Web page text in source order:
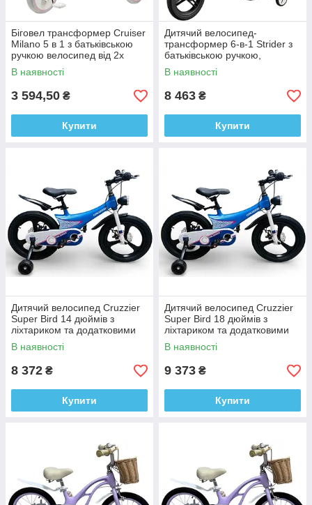
Біговел трансформер Cruiser
Milano 5 в 1 з батьківською
ручкою велосипед від 2х
років
В наявності
3 594,50 ₴
Купити
Дитячий велосипед-
трансформер 6-в-1 Strider з
батьківською ручкою,
додатковими колесами та
педалями, колеса 12" від 2х
В наявності
8 463 ₴
Купити
Дитячий велосипед Cruzzier
Super Bird 14 дюймів з
ліхтариком та додатковими
колесами від 3-5 років
В наявності
8 372 ₴
Купити
Дитячий велосипед Cruzzier
Super Bird 18 дюймів з
ліхтариком та додатковими
колесами від 5-7 років
В наявності
9 373 ₴
Купити